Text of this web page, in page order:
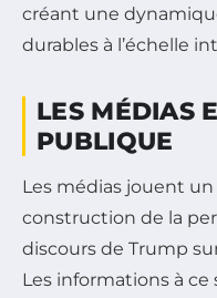
créant une
durables à l’échelle
LES MÉDIAS
PUBLIQUE
Les médias jouent
construction de la
discours de Trump
Les informations à